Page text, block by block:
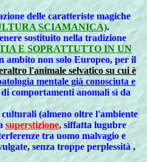
delle caratteriste magiche
SCIAMANICA).
sostituito nella tradizione
E SOPRATTUTTO IN UN
ambito non solo Europeo, per il
l'animale selvatico su cui è
mentale già conosciuta e
comportamenti anomali sì da
(almeno oltre l'ambiente
superstizione, siffatta lugubre
tra uomo malvagio e
senza troppe perplessità ,